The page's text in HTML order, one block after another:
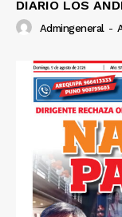
DIARIO LOS
Admingeneral -